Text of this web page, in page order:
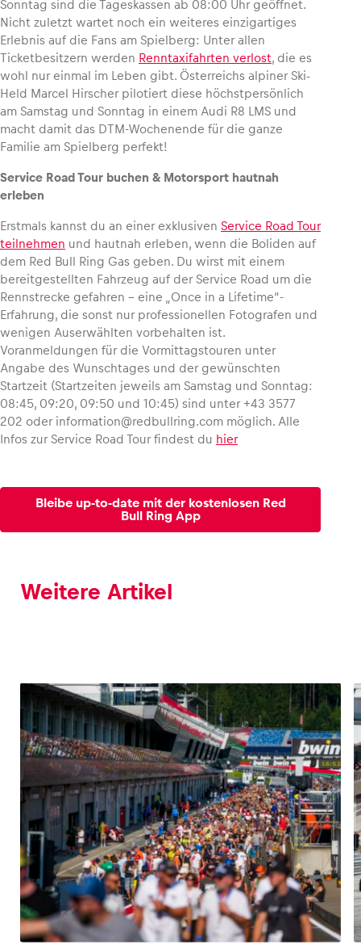
Sonntag sind die Tageskassen ab 08:00 Uhr geöffnet.
Nicht zuletzt wartet noch ein weiteres einzigartiges
Erlebnis auf die Fans am Spielberg: Unter allen
Ticketbesitzern werden Renntaxifahrten verlost, die es
wohl nur einmal im Leben gibt. Österreichs alpiner Ski-
Held Marcel Hirscher pilotiert diese höchstpersönlich
am Samstag und Sonntag in einem Audi R8 LMS und
macht damit das DTM-Wochenende für die ganze
Familie am Spielberg perfekt!
Service Road Tour buchen & Motorsport hautnah
erleben
Erstmals kannst du an einer exklusiven Service Road Tour
teilnehmen und hautnah erleben, wenn die Boliden auf
dem Red Bull Ring Gas geben. Du wirst mit einem
bereitgestellten Fahrzeug auf der Service Road um die
Rennstrecke gefahren – eine „Once in a Lifetime“-
Erfahrung, die sonst nur professionellen Fotografen und
wenigen Auserwählten vorbehalten ist.
Voranmeldungen für die Vormittagstouren unter
Angabe des Wunschtages und der gewünschten
Startzeit (Startzeiten jeweils am Samstag und Sonntag:
08:45, 09:20, 09:50 und 10:45) sind unter +43 3577
202 oder information@redbullring.com möglich. Alle
Infos zur Service Road Tour findest du hier
Bleibe up-to-date mit der kostenlosen Red
Bull Ring App
Weitere Artikel